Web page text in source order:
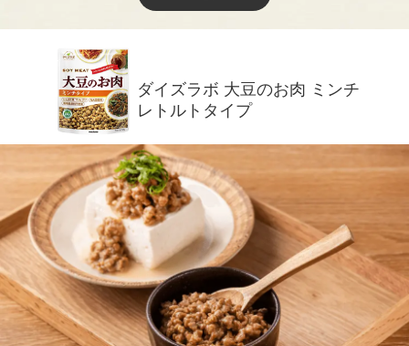
ダイズラボ 大豆のお肉 ミンチ
レトルトタイプ